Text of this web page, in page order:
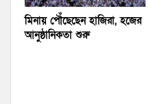
মিনায় পৌঁছেছেন হাজিরা, হজের
আনুষ্ঠানিকতা শুরু